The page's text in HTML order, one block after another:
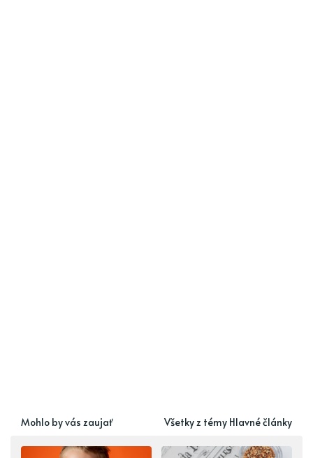
Mohlo by vás zaujať Všetky z témy Hlavné články